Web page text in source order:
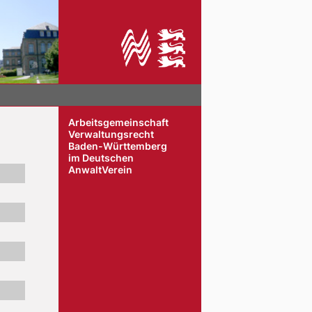
Arbeitsgemeinschaft
Verwaltungsrecht
Baden-Württemberg
im Deutschen
AnwaltVerein